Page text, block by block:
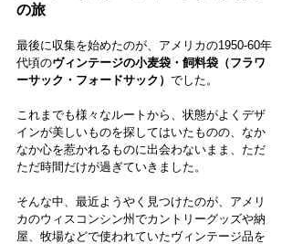
の旅
最後に収集を始めたのが、アメリカの1950-60年
代頃のヴィンテージの小麦袋・飼料袋（フラワ
ーサック・フォードサック） でした。
これまでも様々なルートから、状態がよくデザ
インが美しいものを探してはいたものの、なか
なか心を惹かれるものに出会わないまま、ただ
ただ時間だけが過ぎていきました。
そんな中、最近ようやく見つけたのが、アメリ
カのウィスコンシン州でカントリーグッズや納
屋、牧場などで使われていたヴィンテージ品を